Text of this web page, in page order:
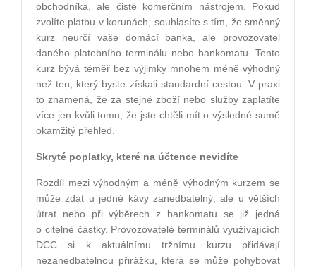
obchodníka, ale čistě komerčním nástrojem. Pokud
zvolíte platbu v korunách, souhlasíte s tím, že směnný
kurz neurčí vaše domácí banka, ale provozovatel
daného platebního terminálu nebo bankomatu. Tento
kurz bývá téměř bez výjimky mnohem méně výhodný
než ten, který byste získali standardní cestou. V praxi
to znamená, že za stejné zboží nebo služby zaplatíte
více jen kvůli tomu, že jste chtěli mít o výsledné sumě
okamžitý přehled.
Skryté poplatky, které na účtence nevidíte
Rozdíl mezi výhodným a méně výhodným kurzem se
může zdát u jedné kávy zanedbatelný, ale u větších
útrat nebo při výběrech z bankomatu se již jedná
o citelné částky. Provozovatelé terminálů využívajících
DCC si k aktuálnímu tržnímu kurzu přidávají
nezanedbatelnou přirážku, která se může pohybovat